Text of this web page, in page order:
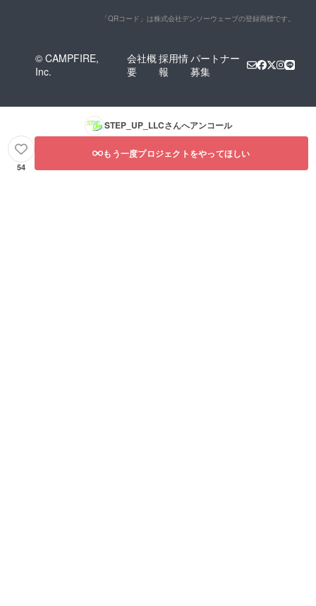
「QRコード」は株式会社デンソーウェーブの登録商標です。
© CAMPFIRE,
Inc.
会社概
要
採用情
報
パートナー
募集
STEP_UP_LLCさんへアンコール
54
もう一度プロジェクトをやってほしい